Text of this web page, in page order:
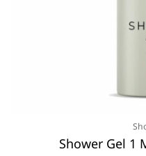
Shower Gel 1